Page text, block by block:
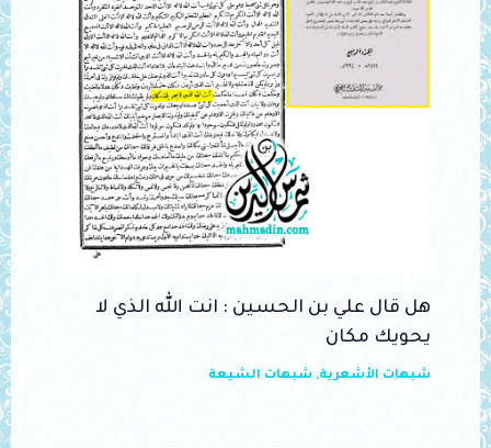
هل قال علي بن الحسين : انت الله الذي لا
يحويك مكان
شبهات الأشعرية, شبهات الشيعة